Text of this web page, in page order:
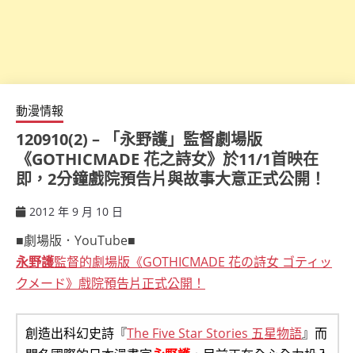
動漫情報
120910(2) – 「永野護」監督劇場版
《GOTHICMADE 花之詩女》於11/1首映在
即，2分鐘戲院預告片與故事大意正式公開！
2012 年 9 月 10 日
■劇場版．YouTube■
永野護監督的劇場版《GOTHICMADE 花の詩女 ゴティッ
クメード》戲院預告片正式公開！
創造出科幻史詩『The Five Star Stories 五星物語』而